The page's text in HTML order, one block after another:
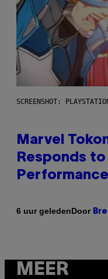
SCREENSHOT:
Marvel
Responds
6 uur geledenDoor
MEER